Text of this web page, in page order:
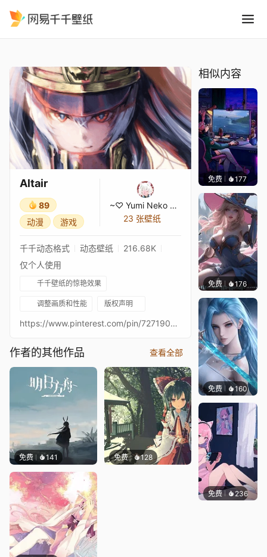
Altair
89
动漫
游戏
~♡ Yumi Neko ♡~
23 张壁纸
千千动态格式 动态壁纸
216.68K
仅个人使用
千千壁纸的惊艳效果
调整画质和性能 版权声明
https://www.pinterest.com/pin/727190671052682035/
作者的其他作品 查看全部
免费 141 免费 128
相似内容
免费 177
免费 176｡
免费 160好看
免费 236好看